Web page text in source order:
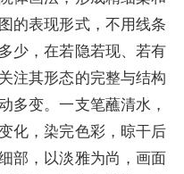
的表现形式，不用线条
少，在若隐若现、若有
注其形态的完整与结构
多变。一支笔蘸清水，
化，染完色彩，晾干后
部，以淡雅为尚，画面